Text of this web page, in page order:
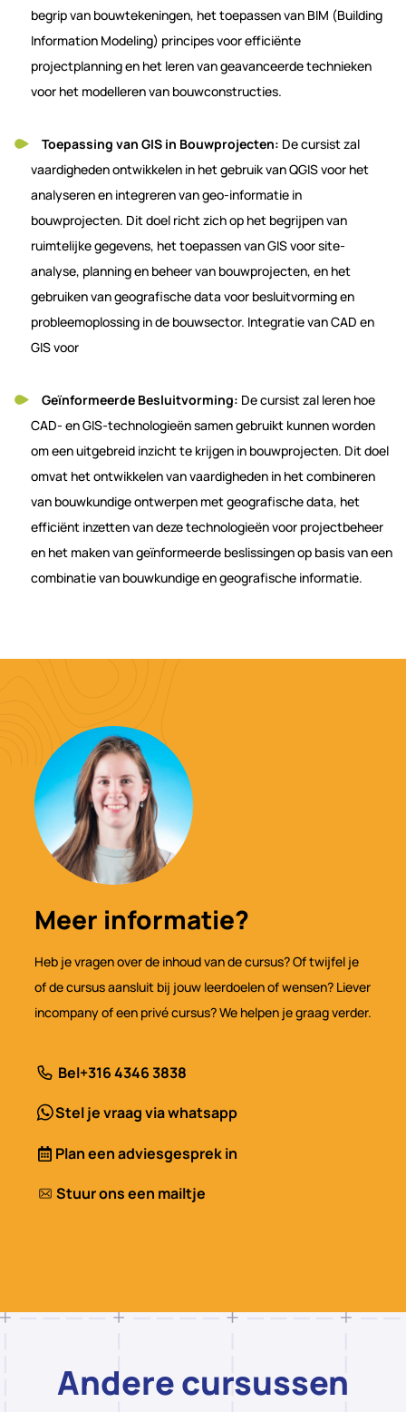
begrip van bouwtekeningen, het toepassen van BIM (Building
Information Modeling) principes voor efficiënte
projectplanning en het leren van geavanceerde technieken
voor het modelleren van bouwconstructies.
Toepassing van GIS in Bouwprojecten: De cursist zal
vaardigheden ontwikkelen in het gebruik van QGIS voor het
analyseren en integreren van geo-informatie in
bouwprojecten. Dit doel richt zich op het begrijpen van
ruimtelijke gegevens, het toepassen van GIS voor site-
analyse, planning en beheer van bouwprojecten, en het
gebruiken van geografische data voor besluitvorming en
probleemoplossing in de bouwsector. Integratie van CAD en
GIS voor
Geïnformeerde Besluitvorming: De cursist zal leren hoe
CAD- en GIS-technologieën samen gebruikt kunnen worden
om een uitgebreid inzicht te krijgen in bouwprojecten. Dit doel
omvat het ontwikkelen van vaardigheden in het combineren
van bouwkundige ontwerpen met geografische data, het
efficiënt inzetten van deze technologieën voor projectbeheer
en het maken van geïnformeerde beslissingen op basis van een
combinatie van bouwkundige en geografische informatie.
Meer informatie?
Heb je vragen over de inhoud van de cursus? Of twijfel je
of de cursus aansluit bij jouw leerdoelen of wensen? Liever
incompany of een privé cursus? We helpen je graag verder.
Bel+316 4346 3838
Stel je vraag via whatsapp
Plan een adviesgesprek in
Stuur ons een mailtje
Andere cursussen